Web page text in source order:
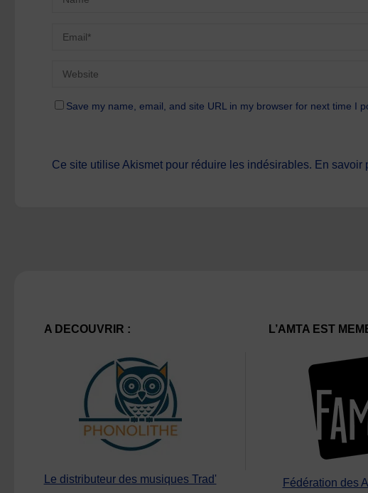
Save my name, email, and site URL in my browser for next time I
Ce site utilise Akismet pour réduire les indésirables. En savoir
A DECOUVRIR :
Le distributeur des musiques Trad'
L’AMTA EST
Fédération des